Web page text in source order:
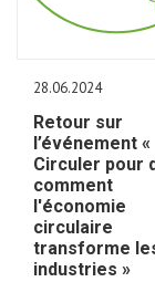
28.06.2024
Retour sur
l’événement «
Circuler pour
comment
l'économie
circulaire
transforme
industries »